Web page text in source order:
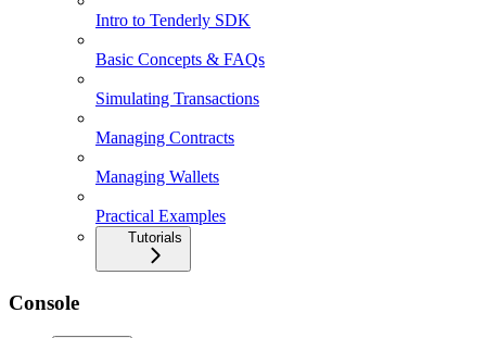
Intro to Tenderly SDK
Basic Concepts & FAQs
Simulating Transactions
Managing Contracts
Managing Wallets
Practical Examples
Tutorials
Console